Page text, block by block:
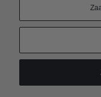
Prawa
© Wydawnictwo